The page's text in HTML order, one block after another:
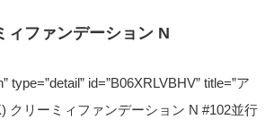
ィファンデーション N
type=”detail” id=”B06XRLVBHV” title=”ア
クリーミィファンデーション N #102並行